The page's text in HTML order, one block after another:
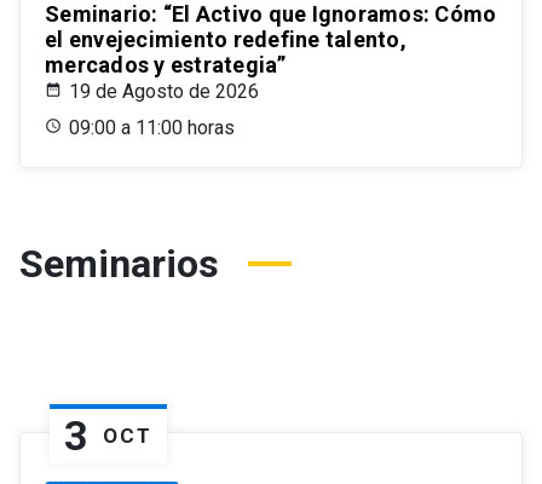
Seminario: “El Activo que Ignoramos: Cómo
el envejecimiento redefine talento,
mercados y estrategia”
19 de Agosto de 2026
09:00 a 11:00 horas
Seminarios
3 OCT